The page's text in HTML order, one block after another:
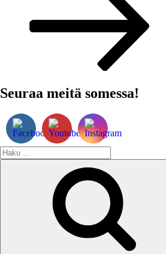
Seuraa meitä somessa!
Etsi: